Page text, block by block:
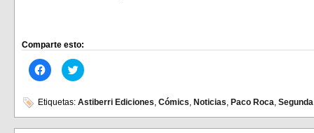
Comparte esto:
Haz
clic
en
Facebook
(Se
abre
Haz
clic
en
(Se
abre
Etiquetas: Astiberri Ediciones, Cómics, Noticias, Paco Roca,